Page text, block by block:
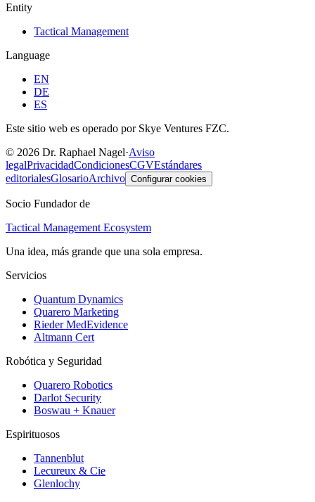
Entity
Tactical Management
Language
EN
DE
ES
Este sitio web es operado por Skye Ventures FZC.
© 2026 Dr. Raphael Nagel·Aviso
legalPrivacidadCondicionesCGVEstándares
editorialesGlosarioArchivo Configurar cookies
Socio Fundador de
Tactical Management Ecosystem
Una idea, más grande que una sola empresa.
Servicios
Quantum Dynamics
Quarero Marketing
Rieder MedEvidence
Altmann Cert
Robótica y Seguridad
Quarero Robotics
Darlot Security
Boswau + Knauer
Espirituosos
Tannenblut
Lecureux & Cie
Glenlochy